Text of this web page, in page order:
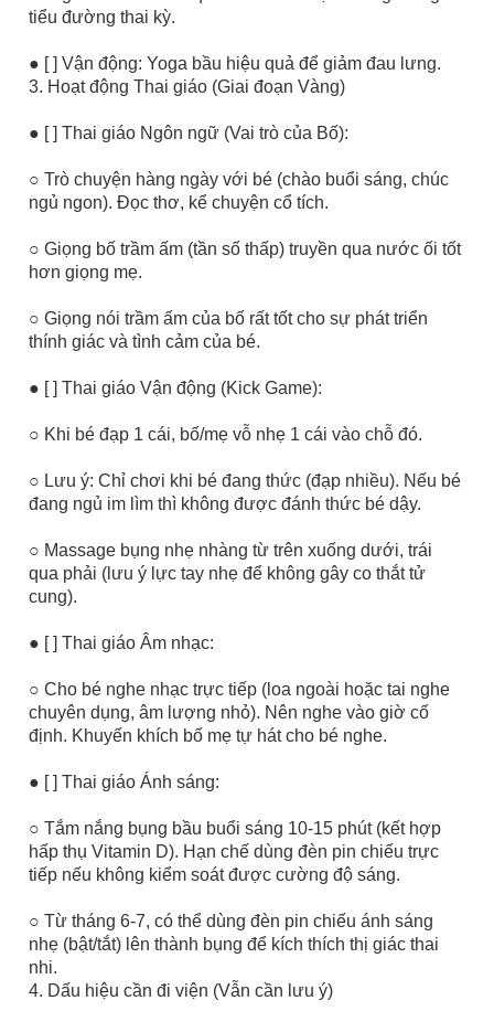
tiểu đường thai kỳ.
● [ ] Vận động: Yoga bầu hiệu quả để giảm đau lưng.
3. Hoạt động Thai giáo (Giai đoạn Vàng)
● [ ] Thai giáo Ngôn ngữ (Vai trò của Bố):
○ Trò chuyện hàng ngày với bé (chào buổi sáng, chúc
ngủ ngon). Đọc thơ, kể chuyện cổ tích.
○ Giọng bố trầm ấm (tần số thấp) truyền qua nước ối tốt
hơn giọng mẹ.
○ Giọng nói trầm ấm của bố rất tốt cho sự phát triển
thính giác và tình cảm của bé.
● [ ] Thai giáo Vận động (Kick Game):
○ Khi bé đạp 1 cái, bố/mẹ vỗ nhẹ 1 cái vào chỗ đó.
○ Lưu ý: Chỉ chơi khi bé đang thức (đạp nhiều). Nếu bé
đang ngủ im lìm thì không được đánh thức bé dậy.
○ Massage bụng nhẹ nhàng từ trên xuống dưới, trái
qua phải (lưu ý lực tay nhẹ để không gây co thắt tử
cung).
● [ ] Thai giáo Âm nhạc:
○ Cho bé nghe nhạc trực tiếp (loa ngoài hoặc tai nghe
chuyên dụng, âm lượng nhỏ). Nên nghe vào giờ cố
định. Khuyến khích bố mẹ tự hát cho bé nghe.
● [ ] Thai giáo Ánh sáng:
○ Tắm nắng bụng bầu buổi sáng 10-15 phút (kết hợp
hấp thụ Vitamin D). Hạn chế dùng đèn pin chiếu trực
tiếp nếu không kiểm soát được cường độ sáng.
○ Từ tháng 6-7, có thể dùng đèn pin chiếu ánh sáng
nhẹ (bật/tắt) lên thành bụng để kích thích thị giác thai
nhi.
4. Dấu hiệu cần đi viện (Vẫn cần lưu ý)